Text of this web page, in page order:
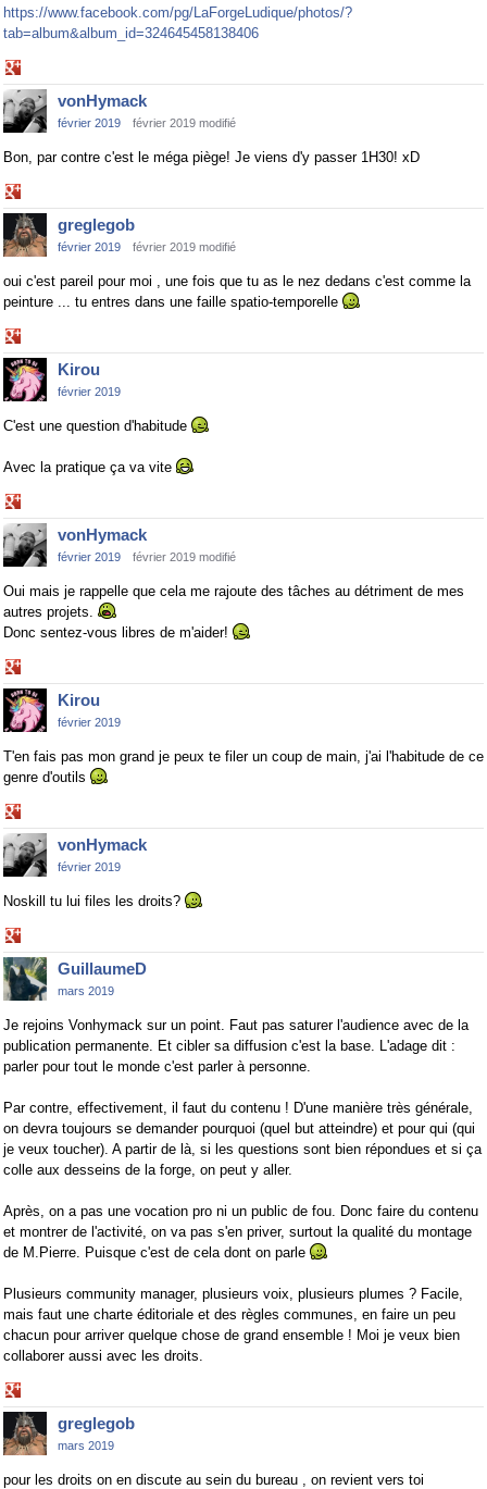
https://www.facebook.com/pg/LaForgeLudique/photos/?
tab=album&album_id=324645458138406
on
Google+vonHymack
février 2019 février 2019 modifié
Bon, par contre c'est le méga piège! Je viens d'y passer 1H30! xD
on
Google+greglegob
février 2019 février 2019 modifié
oui c'est pareil pour moi , une fois que tu as le nez dedans c'est comme la
peinture ... tu entres dans une faille spatio-temporelle
on
Google+Kirou
février 2019
C'est une question d'habitude
Avec la pratique ça va vite
on
Google+vonHymack
février 2019 février 2019 modifié
Oui mais je rappelle que cela me rajoute des tâches au détriment de mes
autres projets.
Donc sentez-vous libres de m'aider!
on
Google+Kirou
février 2019
T'en fais pas mon grand je peux te filer un coup de main, j'ai l'habitude de ce
genre d'outils
on
Google+vonHymack
février 2019
Noskill tu lui files les droits?
on
Google+GuillaumeD
mars 2019
Je rejoins Vonhymack sur un point. Faut pas saturer l'audience avec de la
publication permanente. Et cibler sa diffusion c'est la base. L'adage dit :
parler pour tout le monde c'est parler à personne.
Par contre, effectivement, il faut du contenu ! D'une manière très générale,
on devra toujours se demander pourquoi (quel but atteindre) et pour qui (qui
je veux toucher). A partir de là, si les questions sont bien répondues et si ça
colle aux desseins de la forge, on peut y aller.
Après, on a pas une vocation pro ni un public de fou. Donc faire du contenu
et montrer de l'activité, on va pas s'en priver, surtout la qualité du montage
de M.Pierre. Puisque c'est de cela dont on parle
Plusieurs community manager, plusieurs voix, plusieurs plumes ? Facile,
mais faut une charte éditoriale et des règles communes, en faire un peu
chacun pour arriver quelque chose de grand ensemble ! Moi je veux bien
collaborer aussi avec les droits.
on
Google+greglegob
mars 2019
pour les droits on en discute au sein du bureau , on revient vers toi